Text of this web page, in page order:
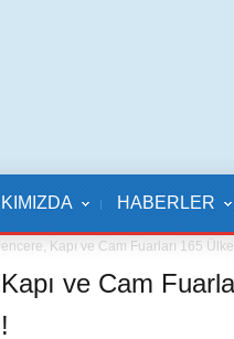
HABERLER
Kapı ve Cam Fuarları 165
ve Cam